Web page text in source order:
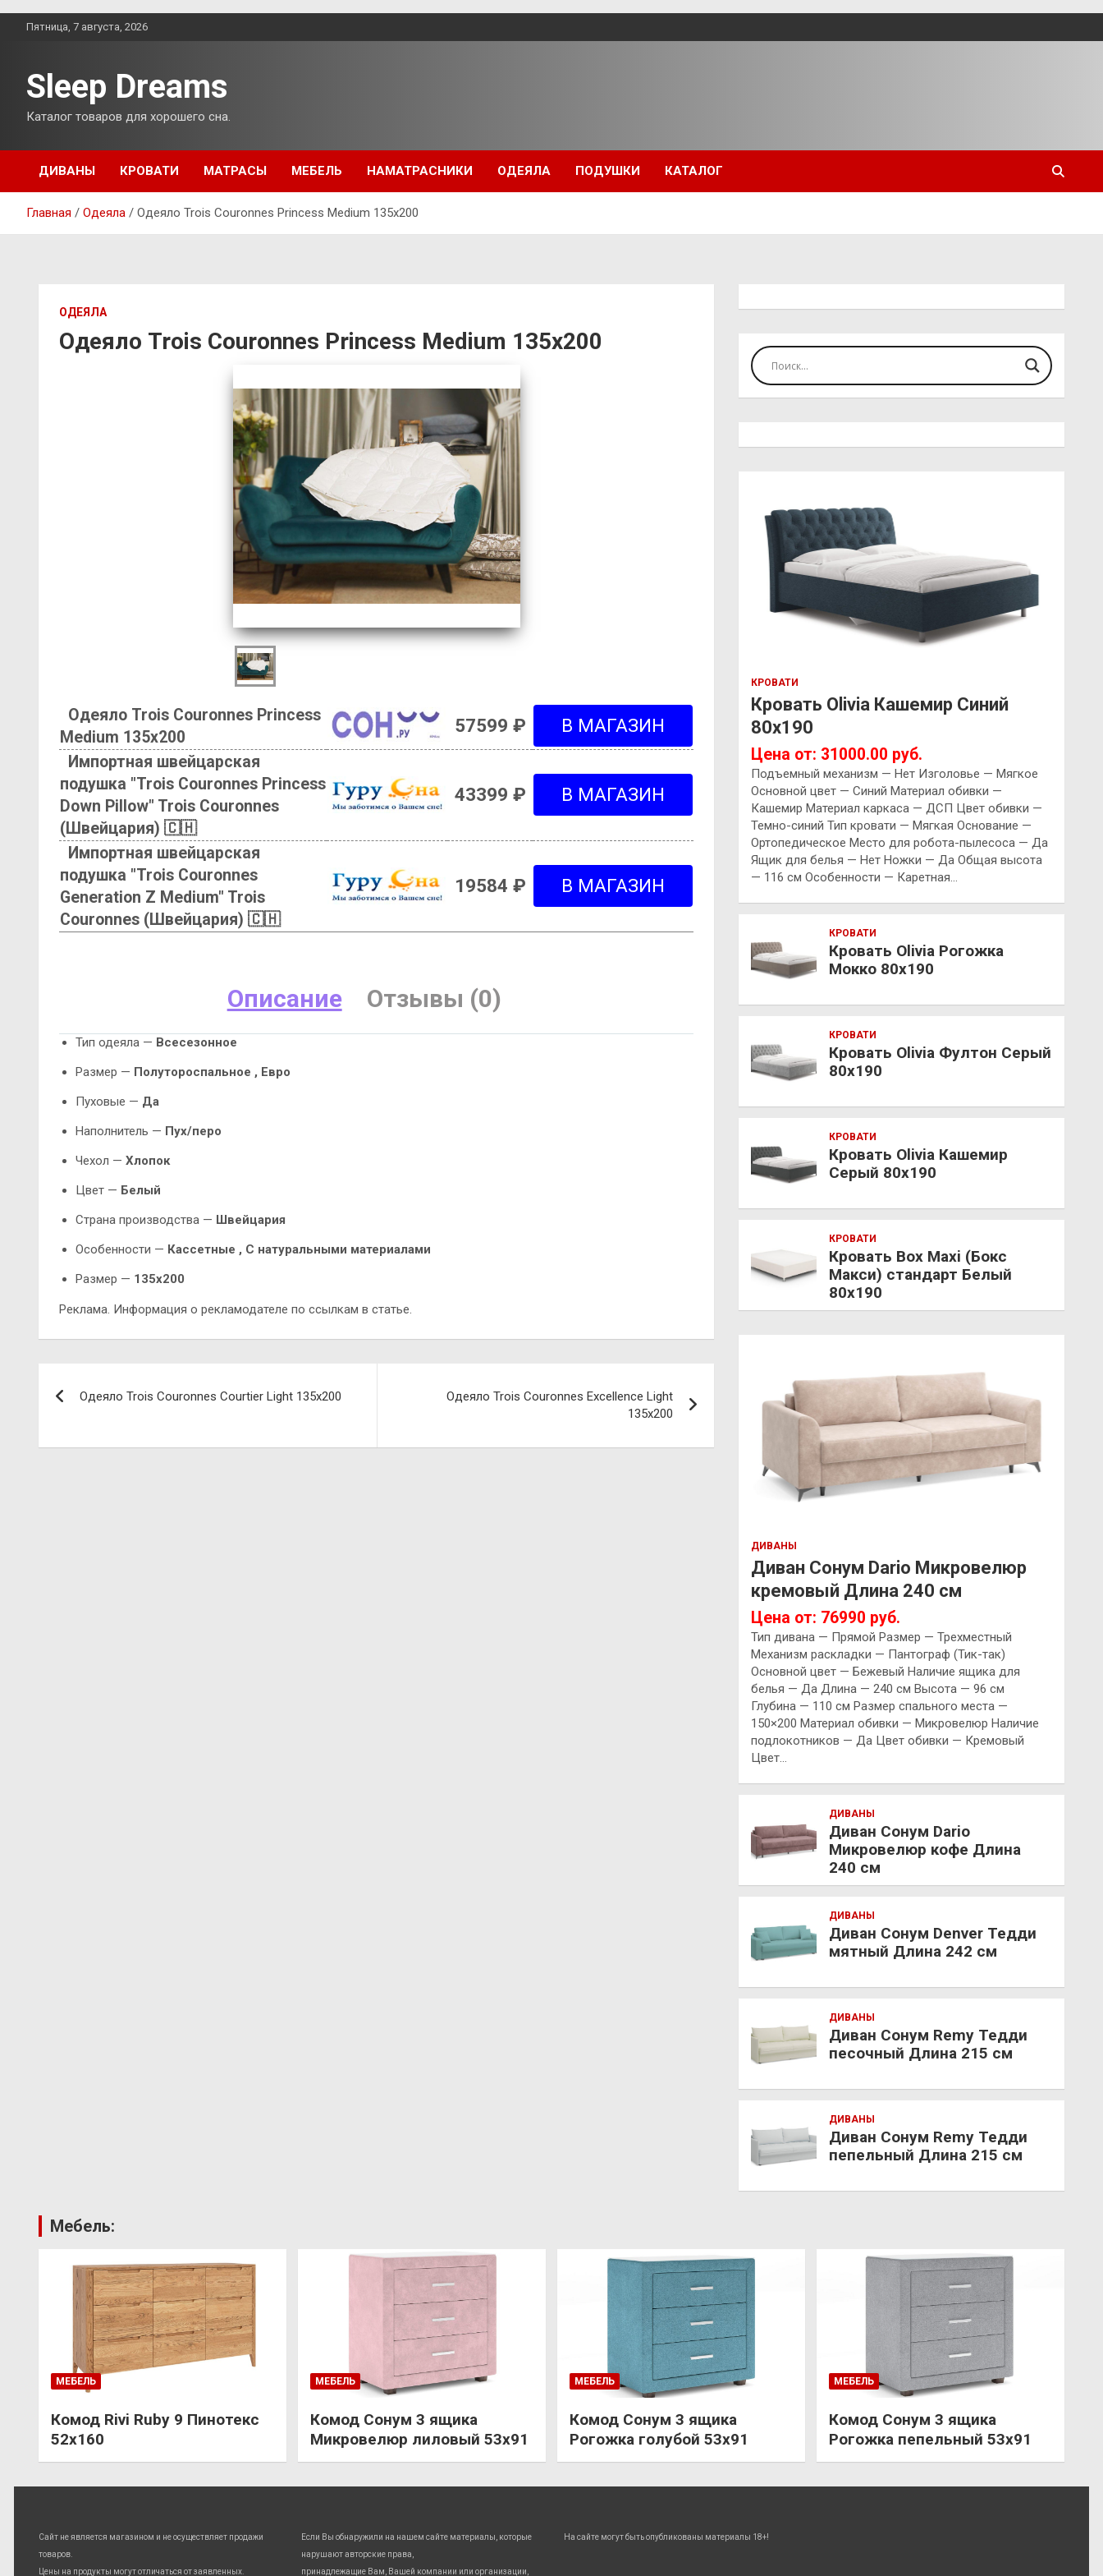
ПерейтиПятница, 7 августа, 2026
Sleep Dreams
Каталог товаров для хорошего сна.
ДИВАНЫ КРОВАТИ МАТРАСЫ МЕБЕЛЬ НАМАТРАСНИКИ ОДЕЯЛА ПОДУШКИ КАТАЛОГ
Главная Одеяла Одеяло Trois Couronnes Princess Medium 135х200
ОДЕЯЛА
Одеяло Trois Couronnes Princess Medium 135х200
Одеяло Trois Couronnes Princess
Medium 135х200
57599 ₽
Импортная швейцарская
подушка "Trois Couronnes Princess
Down Pillow" Trois Couronnes
(Швейцария) 🇨🇭
43399 ₽
Импортная швейцарская
подушка "Trois Couronnes
Generation Z Medium" Trois
Couronnes (Швейцария) 🇨🇭
19584 ₽
Описание Отзывы (0)
Тип одеяла — Всесезонное
Размер — Полутороспальное , Евро
Пуховые — Да
Наполнитель — Пух/перо
Чехол — Хлопок
Цвет — Белый
Страна производства — Швейцария
Особенности — Кассетные , С натуральными материалами
Размер — 135х200
Реклама. Информация о рекламодателе по ссылкам в статье.
по
записям
Одеяло Trois Couronnes Courtier Light 135х200
Одеяло Trois Couronnes Excellence Light
135х200
КРОВАТИ
Кровать Olivia Кашемир Синий
80х190
Цена от: 31000.00 руб.
Подъемный механизм — Нет Изголовье — Мягкое
Основной цвет — Синий Материал обивки —
Кашемир Материал каркаса — ДСП Цвет обивки —
Темно-синий Тип кровати — Мягкая Основание —
Ортопедическое Место для робота-пылесоса — Да
Ящик для белья — Нет Ножки — Да Общая высота
— 116 см Особенности — Каретная…
КРОВАТИ
Кровать Olivia Рогожка
Мокко 80х190
КРОВАТИ
Кровать Olivia Фултон Серый
80х190
КРОВАТИ
Кровать Olivia Кашемир
Серый 80х190
КРОВАТИ
Кровать Box Maxi (Бокс
Макси) стандарт Белый
80х190
ДИВАНЫ
Диван Сонум Dario Микровелюр
кремовый Длина 240 см
Цена от: 76990 руб.
Тип дивана — Прямой Размер — Трехместный
Механизм раскладки — Пантограф (Тик-так)
Основной цвет — Бежевый Наличие ящика для
белья — Да Длина — 240 см Высота — 96 см
Глубина — 110 см Размер спального места —
150×200 Материал обивки — Микровелюр Наличие
подлокотников — Да Цвет обивки — Кремовый
Цвет…
ДИВАНЫ
Диван Сонум Dario
Микровелюр кофе Длина
240 см
ДИВАНЫ
Диван Сонум Denver Тедди
мятный Длина 242 см
ДИВАНЫ
Диван Сонум Remy Тедди
песочный Длина 215 см
ДИВАНЫ
Диван Сонум Remy Тедди
пепельный Длина 215 см
Мебель:
МЕБЕЛЬ
Комод Rivi Ruby 9 Пинотекс
52х160
МЕБЕЛЬ
Комод Сонум 3 ящика
Микровелюр лиловый 53х91
МЕБЕЛЬ
Комод Сонум 3 ящика
Рогожка голубой 53х91
МЕБЕЛЬ
Комод Сонум 3 ящика
Рогожка пепельный 53х91
Сайт не является магазином и не осуществляет продажи
товаров.
Цены на продукты могут отличаться от заявленных.
Если Вы обнаружили на нашем сайте материалы, которые
нарушают авторские права,
принадлежащие Вам, Вашей компании или организации,
На сайте могут быть опубликованы материалы 18+!